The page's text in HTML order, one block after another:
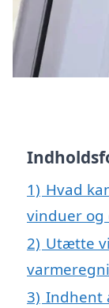
1) Hvad
vinduer og
2) Utætte
3) Indhent